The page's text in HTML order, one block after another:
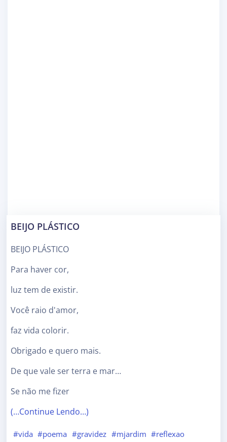
BEIJO PLÁSTICO
BEIJO PLÁSTICO
Para haver cor,
luz tem de existir.
Você raio d'amor,
faz vida colorir.
Obrigado e quero mais.
De que vale ser terra e mar…
Se não me fizer
(…Continue Lendo…)
#vida #poema #gravidez #mjardim #reflexao